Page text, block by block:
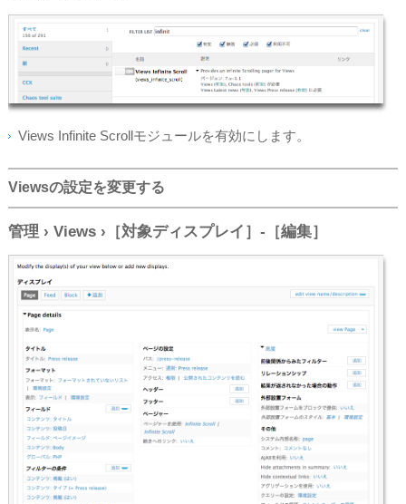
Views Infinite Scrollモジュールを有効にします。
Viewsの設定を変更する
管理 › Views ›［対象ディスプレイ］-［編集］